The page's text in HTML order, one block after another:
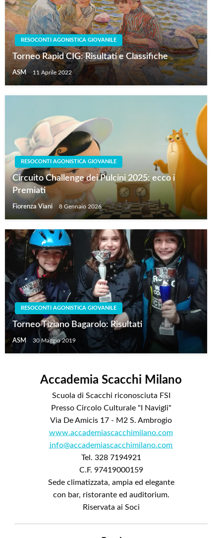
RESOCONTI AGONISTICA GIOVANILE
Torneo Rapid CIG: Risultati e Classifiche
ASM 11 Aprile 2022
RESOCONTI AGONISTICA GIOVANILE
Circuito Challenge dei Pulcini 2025: ecco i
Premiati
Fiorenza Viani 8 Gennaio 2026
RESOCONTI AGONISTICA GIOVANILE
Torneo Tiziano Bagarolo: Risultati
ASM 30 Maggio 2019
Accademia Scacchi Milano
Scuola di Scacchi riconosciuta FSI
Presso Circolo Culturale "I Navigli"
Via De Amicis 17 - M2 S. Ambrogio
www.accademiascacchimilano.com
info@accademiascacchimilano.com
Tel. 328 7194921
C.F. 97419000159
Sede climatizzata, ampia ed elegante
con bar, ristorante ed auditorium.
Riservata ai Soci